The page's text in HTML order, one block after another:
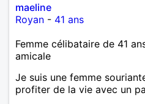
maeline
Royan - 41 ans
Femme célibataire de 41
amicale
Je suis une femme
profiter de la vie avec un